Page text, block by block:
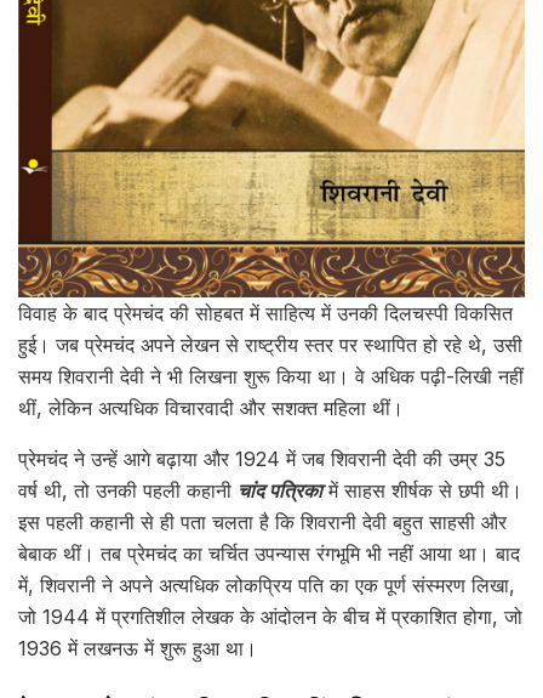
विवाह के बाद प्रेमचंद की सोहबत में साहित्य में उनकी दिलचस्पी विकसित
हुई। जब प्रेमचंद अपने लेखन से राष्ट्रीय स्तर पर स्थापित हो रहे थे, उसी
समय शिवरानी देवी ने भी लिखना शुरू किया था। वे अधिक पढ़ी-लिखी नहीं
थीं, लेकिन अत्यधिक विचारवादी और सशक्त महिला थीं।
प्रेमचंद ने उन्हें आगे बढ़ाया और 1924 में जब शिवरानी देवी की उम्र 35
वर्ष थी, तो उनकी पहली कहानी चांद पत्रिकामें साहस शीर्षक से छपी थी।
इस पहली कहानी से ही पता चलता है कि शिवरानी देवी बहुत साहसी और
बेबाक थीं। तब प्रेमचंद का चर्चित उपन्यास रंगभूमि भी नहीं आया था। बाद
में, शिवरानी ने अपने अत्यधिक लोकप्रिय पति का एक पूर्ण संस्मरण लिखा,
जो 1944 में प्रगतिशील लेखक के आंदोलन के बीच में प्रकाशित होगा, जो
1936 में लखनऊ में शुरू हुआ था।